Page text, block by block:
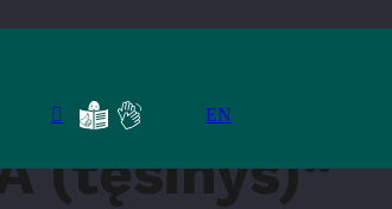
EN
(tęsinys)“